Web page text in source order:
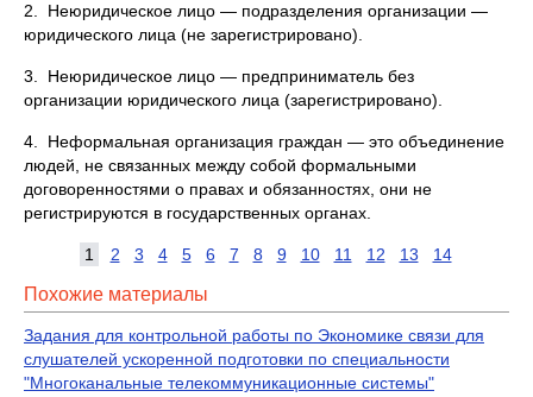
2. Неюридическое лицо — подразделения организации —
юридического лица (не зарегистрировано).
3. Неюридическое лицо — предприниматель без
организации юридического лица (зарегистрировано).
4. Неформальная организация граждан — это объединение
людей, не связанных между собой формальными
договоренностями о правах и обязанностях, они не
регистрируются в государственных органах.
1 2 3 4 5 6 7 8 9 10 11 12 13 14
Похожие материалы
Задания для контрольной работы по Экономике связи для
слушателей ускоренной подготовки по специальности
"Многоканальные телекоммуникационные системы"